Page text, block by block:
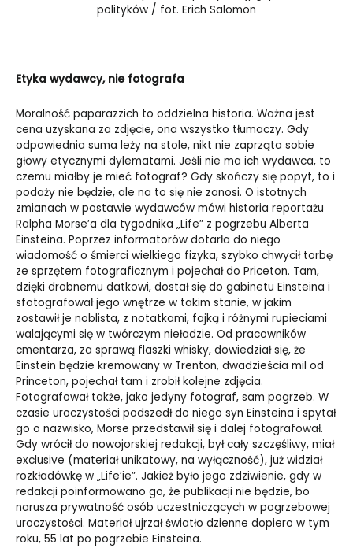
polityków / fot. Erich Salomon
Etyka wydawcy, nie fotografa
Moralność paparazzich to oddzielna historia. Ważna jest
cena uzyskana za zdjęcie, ona wszystko tłumaczy. Gdy
odpowiednia suma leży na stole, nikt nie zaprząta sobie
głowy etycznymi dylematami. Jeśli nie ma ich wydawca, to
czemu miałby je mieć fotograf? Gdy skończy się popyt, to i
podaży nie będzie, ale na to się nie zanosi. O istotnych
zmianach w postawie wydawców mówi historia reportażu
Ralpha Morse’a dla tygodnika „Life” z pogrzebu Alberta
Einsteina. Poprzez informatorów dotarła do niego
wiadomość o śmierci wielkiego fizyka, szybko chwycił torbę
ze sprzętem fotograficznym i pojechał do Priceton. Tam,
dzięki drobnemu datkowi, dostał się do gabinetu Einsteina i
sfotografował jego wnętrze w takim stanie, w jakim
zostawił je noblista, z notatkami, fajką i różnymi rupieciami
walającymi się w twórczym nieładzie. Od pracowników
cmentarza, za sprawą flaszki whisky, dowiedział się, że
Einstein będzie kremowany w Trenton, dwadzieścia mil od
Princeton, pojechał tam i zrobił kolejne zdjęcia.
Fotografował także, jako jedyny fotograf, sam pogrzeb. W
czasie uroczystości podszedł do niego syn Einsteina i spytał
go o nazwisko, Morse przedstawił się i dalej fotografował.
Gdy wrócił do nowojorskiej redakcji, był cały szczęśliwy, miał
exclusive (materiał unikatowy, na wyłączność), już widział
rozkładówkę w „Life’ie”. Jakież było jego zdziwienie, gdy w
redakcji poinformowano go, że publikacji nie będzie, bo
narusza prywatność osób uczestniczących w pogrzebowej
uroczystości. Materiał ujrzał światło dzienne dopiero w tym
roku, 55 lat po pogrzebie Einsteina.